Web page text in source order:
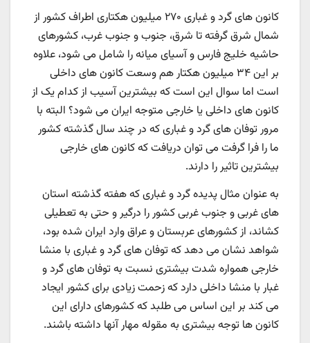
کانون های گرد و غباری ۲۷۰ میلیون هکتاری اطراف کشور از
شمال شرق گرفته تا شرق، جنوب و جنوب غرب، کشورهای
حاشیه خلیج فارس و آسیای میانه را شامل می شود، علاوه
بر این ۳۴ میلیون هکتار هم وسعت کانون های داخلی
است اما سوال این است که بیشترین آسیب از کدام یک از
کانون های داخلی یا خارجی متوجه ایران می شود؟ البته با
مرور توفان های گرد و غباری که در چند سال گذشته کشور
ما را فرا گرفت می توان دریافت که کانون های خارجی
بیشترین تاثیر را دارند.
به عنوان مثال پدیده گرد و غباری که هفته گذشته استان
های غربی و جنوب غربی کشور را درگیر و حتی به تعطیلی
کشاند، از کشورهای عربستان و عراق وارد ایران شده بود،
شواهد نشان می دهد که توفان های گرد و غباری با منشا
خارجی همواره شدت بیشتری نسبت به توفان های گرد و
غبار با منشا داخلی دارد که زحمت زیادی برای کشور ایجاد
می کند بر این اساس می طلبد که کشورهای دارای این
کانون ها توجه بیشتری به مقوله مهار آنها داشته باشند.